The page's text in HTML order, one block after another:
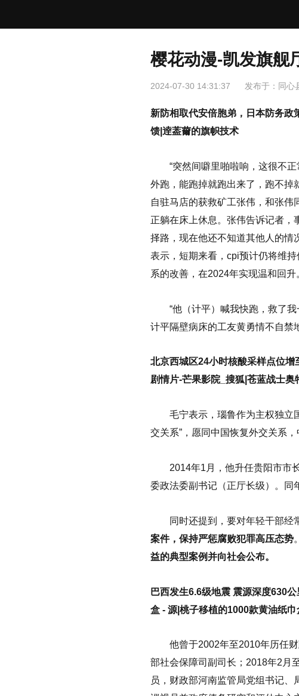
樱花动漫-凯发旗舰
2024-07-30 14:31:37 发布于： 同心
新防相取代安倍胞弟，日本防务
馈|逹葢薾的旗帜技术
“突然间噼里啪啦响，这很不正
外跑，能跑掉就跑出来了，跑不掉
自驻马店的获救矿工张伟，和张
正躺在床上休息。张伟告诉记者，
择路，现在他还不知道其他人的
表示，短期来看，cpi预计仍将维
系的改善，在2024年实现温和回升
“他（计平）喊我快跑，救了我
计平隔壁病床的工友黄勇情不自禁
北京西城区24小时核酸采样点位
剧情片-芒果影院_搜狐|苍蓝战士奥
毛宁表示，瑙鲁作为主权独立国
交关系”，愿同中国恢复外交关系
2014年1月，他升任贵阳市市长
委政法委副书记（正厅长级）。同
同时还提到，要对年轻干部经
案件，保持严惩腐败犯罪高压态势
益的典型案例并向社会公布。
巴西发生6.6级地震 震源深度630
盒 - 源|桃子移植的1000款黄油纸巾
他曾于2002年至2010年历任财
部社会保障司副司长；2018年2月
员，财政部河南监管局党组书记